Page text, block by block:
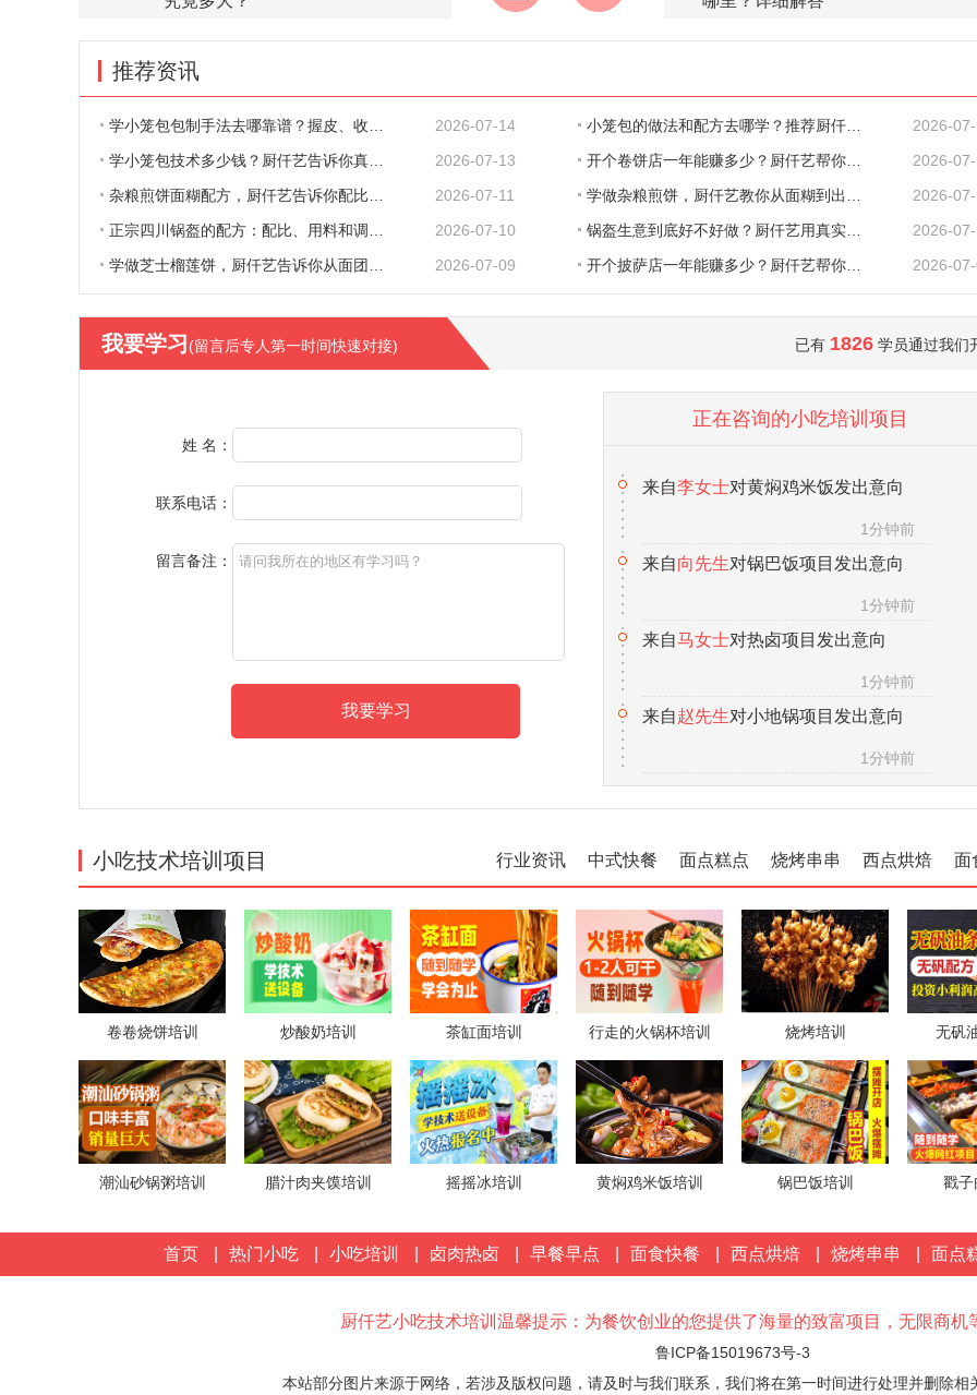
推荐资讯
学小笼包包制手法去哪靠谱？握皮、收口、捏 2026-07-14 小笼包的做法和配方去哪学？推荐厨仟艺，深
2026-
学小笼包技术多少钱？厨仟艺告诉你真实收费
2026-07-13 开个卷饼店一年能赚多少？厨仟艺帮你把账算
2026-
杂粮煎饼面糊配方，厨仟艺告诉你配比、原料
2026-07-11 学做杂粮煎饼，厨仟艺教你从面糊到出餐的完
2026-07-
正宗四川锅盔的配方：配比、用料和调味，一
2026-07-10 锅盔生意到底好不好做？厨仟艺用真实数据告
2026-
学做芝士榴莲饼，厨仟艺告诉你从面团到出炉
2026-07-09 开个披萨店一年能赚多少？厨仟艺帮你把账算 2026-
我要学习 (留言后专人第一时间快速对接) 已有 1826 学员通过我们
姓 名：
联系电话：
留言备注：
正在咨询的小吃培训项目
来自向先生对锅巴饭项目发出意向
1分钟前
来自马女士对热卤项目发出意向
1分钟前
来自赵先生对小地锅项目发出意向
1分钟前
来自徐先生对茶缸面项目发出意向
1分钟前
来自张女士对五香卤肉项目发出意向
来自汪先生对冰粉水果杯项目发出意向
1分钟前
来自 王先生对金丝牛肉饼项目发出意向
1分钟前
来自李女士 对黄焖鸡米饭发出意向
1分钟前
来自 向先生 对锅巴饭项目发出意向
小吃技术培训项目 面
西点烘焙
烧烤串串
面点糕点
中式快餐
行业资讯
卷卷烧饼培训 炒酸奶培训 茶缸面培训 行走的火锅杯培训 烧烤培训 无矾
潮汕砂锅粥培训 腊汁肉夹馍培训 摇摇冰培训 黄焖鸡米饭培训 锅巴饭培训 戳子
首页 热门小吃 小吃培训 卤肉热卤 早餐早点 面食快餐 西点烘焙 烧烤串串 面点
厨仟艺小吃技术培训温馨提示：为餐饮创业的您提供了海量的致富项目，无限商机
鲁ICP备15019673号-3
本站部分图片来源于网络，若涉及版权问题，请及时与我们联系，我们将在第一时间进行处理并删除相